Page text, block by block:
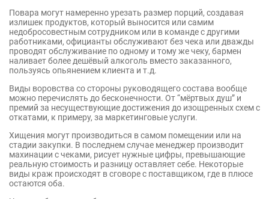
Повара могут намеренно урезать размер порций, создавая
излишек продуктов, который выносится или самим
недобросовестным сотрудником или в команде с другими
работниками, официанты обслуживают без чека или дважды
проводят обслуживание по одному и тому же чеку, бармен
наливает более дешёвый алкоголь вместо заказанного,
пользуясь опьянением клиента и т.д.
Виды воровства со стороны руководящего состава вообще
можно перечислять до бесконечности. От “мёртвых душ” и
премий за несуществующие достижения до изощренных схем с
откатами, к примеру, за маркетинговые услуги.
Хищения могут производиться в самом помещении или на
стадии закупки. В последнем случае менеджер производит
махинации с чеками, рисует нужные цифры, превышающие
реальную стоимость и разницу оставляет себе. Некоторые
виды краж происходят в сговоре с поставщиком, где в плюсе
остаются оба.